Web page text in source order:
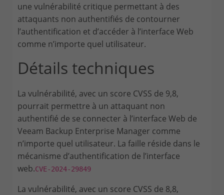
une vulnérabilité critique permettant à des
attaquants non authentifiés de contourner
l’authentification et d’accéder à l’interface Web
comme n’importe quel utilisateur.
Détails techniques
La vulnérabilité, avec un score CVSS de 9,8,
pourrait permettre à un attaquant non
authentifié de se connecter à l’interface Web de
Veeam Backup Enterprise Manager comme
n’importe quel utilisateur. La faille réside dans le
mécanisme d’authentification de l’interface
web.CVE-2024-29849
La vulnérabilité, avec un score CVSS de 8,8,